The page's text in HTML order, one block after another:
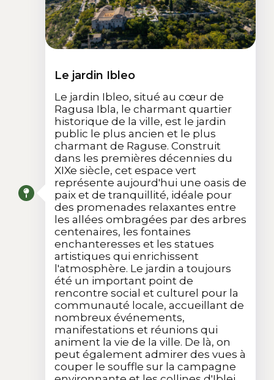
Le jardin Ibleo
Le jardin Ibleo, situé au cœur de
Ragusa Ibla, le charmant quartier
historique de la ville, est le jardin
public le plus ancien et le plus
charmant de Raguse. Construit
dans les premières décennies du
XIXe siècle, cet espace vert
représente aujourd'hui une oasis de
paix et de tranquillité, idéale pour
des promenades relaxantes entre
les allées ombragées par des arbres
centenaires, les fontaines
enchanteresses et les statues
artistiques qui enrichissent
l'atmosphère. Le jardin a toujours
été un important point de
rencontre social et culturel pour la
communauté locale, accueillant de
nombreux événements,
manifestations et réunions qui
animent la vie de la ville. De là, on
peut également admirer des vues à
couper le souffle sur la campagne